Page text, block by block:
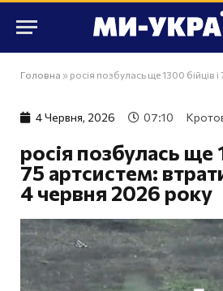
Головна » росія позбулась ще 1300 бійців і 75 артсистем:
4 Червня, 2026 07:10
росія позбулась ще
75 артсистем:
4 червня 2026 року